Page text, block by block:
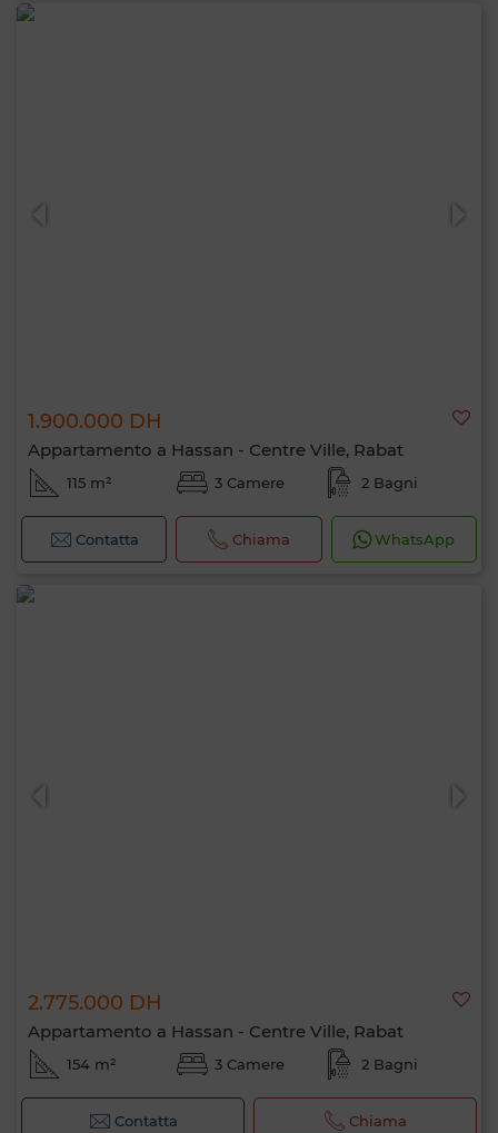
1.900.000 DH
Appartamento a Hassan - Centre Ville, Rabat
115 m² 3 Camere 2 Bagni
Contatta Chiama WhatsApp
2.775.000 DH
Appartamento a Hassan - Centre Ville, Rabat
154 m² 3 Camere 2 Bagni
Contatta Chiama